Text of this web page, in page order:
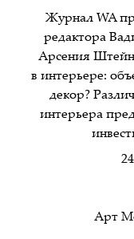
Журнал WA
редактора
Арсения
в интерьере:
декор?
интерьера
Арт